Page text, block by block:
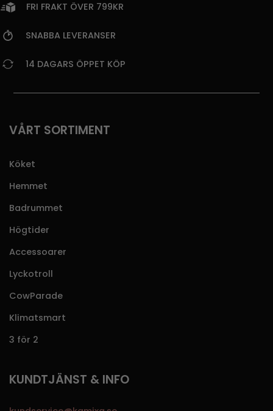
FRI FRAKT ÖVER 799KR
SNABBA LEVERANSER
14 DAGARS ÖPPET KÖP
VÅRT SORTIMENT
Köket
Hemmet
Badrummet
Högtider
Accessoarer
Lyckotroll
CowParade
Klimatsmart
3 för 2
KUNDTJÄNST & INFO